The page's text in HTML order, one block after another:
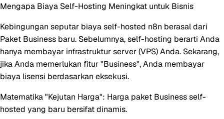
Mengapa Biaya Self-Hosting Meningkat untuk Bisnis
Kebingungan seputar biaya self-hosted n8n berasal dari
Paket Business baru. Sebelumnya, self-hosting berarti Anda
hanya membayar infrastruktur server (VPS) Anda. Sekarang,
jika Anda memerlukan fitur "Business", Anda membayar
biaya lisensi berdasarkan eksekusi.
Matematika "Kejutan Harga": Harga paket Business self-
hosted yang baru bersifat dinamis.